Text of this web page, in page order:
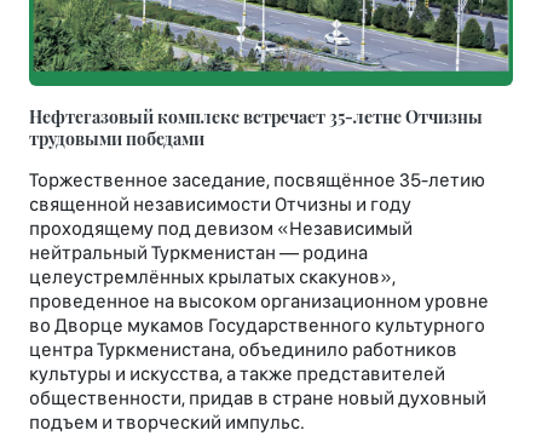
Нефтегазовый комплекс встречает 35-летне Отчизны
трудовыми победами
Торжественное заседание, посвящённое 35-летию
священной независимости Отчизны и году
проходящему под девизом «Независимый
нейтральный Туркменистан — родина
целеустремлённых крылатых скакунов»,
проведенное на высоком организационном уровне
во Дворце мукамов Государственного культурного
центра Туркменистана, объединило работников
культуры и искусства, а также представителей
общественности, придав в стране новый духовный
подъем и творческий импульс.